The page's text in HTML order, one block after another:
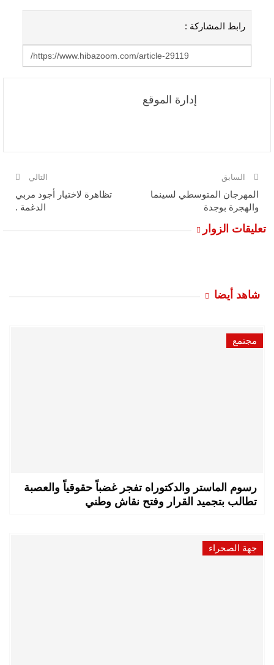
رابط المشاركة :
إدارة الموقع
السابق
المهرجان المتوسطي لسينما
والهجرة بوجدة
التالي
تظاهرة لاختيار أجود مربي
الدغمة .
تعليقات الزوار
شاهد أيضا
مجتمع
رسوم الماستر والدكتوراه تفجر غضباً حقوقياً والعصبة
تطالب بتجميد القرار وفتح نقاش وطني
جهة الصحراء